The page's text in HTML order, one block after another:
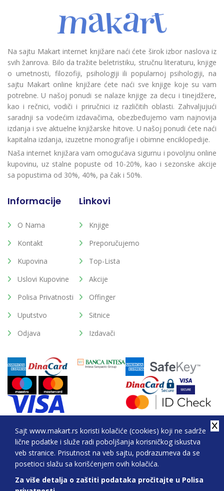
Sajt www.makart.rs koristi kolačiće (cookies) koji ne sadrže
lične podatke i služe radi poboljšanja korisničkog iskustva
veb stranice. Prisutnost na veb sajtu, podrazumeva da se
posetioci slažu sa korišćenjem ovih kolačića.
Za više detalja o zaštiti podataka pročitajte u Polisa
Na sajtu Makart internet knjižare naći ćete širok izbor naslova iz
svih žanrova. Bilo da tražite beletristiku, stručnu literaturu, knjige
o umetnosti, filozofiji, psihologiji ili popularnoj psihologiji, na
sajtu Makart online knjižare ćete naći sve knjige koje su vam
potrebne. U našoj ponudi se nalaze knjige za decu i tinejdžere,
kao i rečnici, vodiči i priručnici iz različitih oblasti. Zahvaljujući
saradnji sa vodećim izdavačima, obezbeđujemo vam najnovija
izdanja i sve aktuelne knjižarske hitove. U našoj ponudi ćete naći
kapitalna izdanja, izuzetne monografije i obimne enciklopedije.
Naša internet knjižara vam omogućava sigurnu i povoljnu online
kupovinu, uz stalne popuste od 10-20%, kao i sezonske akcije
sa popustima od 30%, 40%, pa čak i 50%.
Informacije
O Nama
Kontakt
Kupovina
Uslovi Kupovine
Polisa Privatnosti
Uputstvo
Odjava
Linkovi
Knjige
Preporučujemo
Top-Lista
Akcije
Offinger
Sitnice
Izdavači
2026. All Rights Reserved © Makart.rs - MAKART DOO
BEOGRAD (NOVI BEOGRAD), PIB: 105184104, MB:
20337524
Sve cene na ovom sajtu iskazane su u dinarima. PDV je uračunat u cenu.